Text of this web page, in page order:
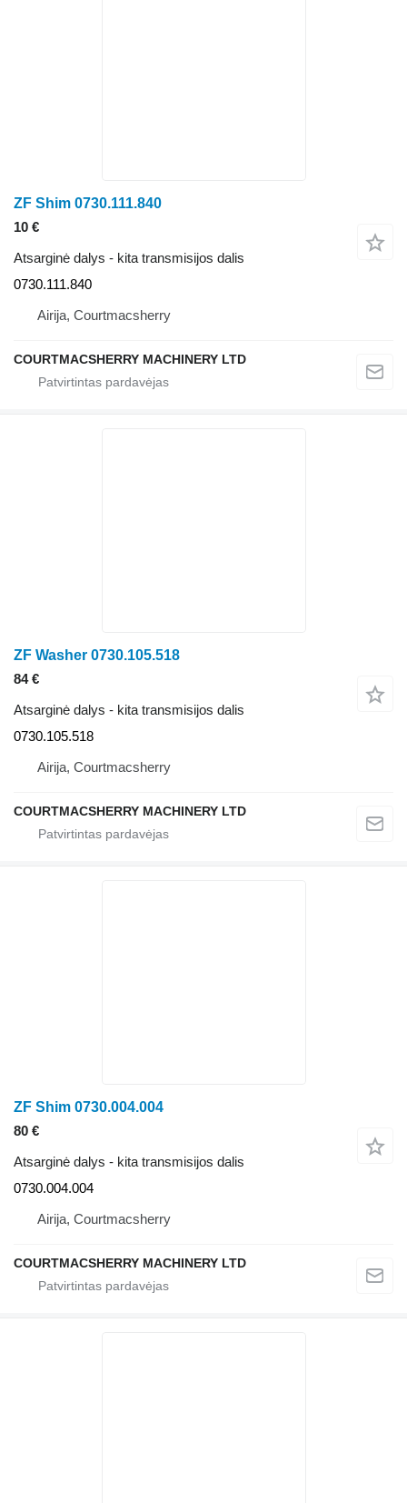
ZF Shim 0730.111.840
10 €
Atsarginė dalys - kita transmisijos dalis
0730.111.840
Airija, Courtmacsherry
COURTMACSHERRY MACHINERY LTD
ZF Washer 0730.105.518
84 €
Atsarginė dalys - kita transmisijos dalis
0730.105.518
Airija, Courtmacsherry
COURTMACSHERRY MACHINERY LTD
ZF Shim 0730.004.004
80 €
Atsarginė dalys - kita transmisijos dalis
0730.004.004
Airija, Courtmacsherry
COURTMACSHERRY MACHINERY LTD